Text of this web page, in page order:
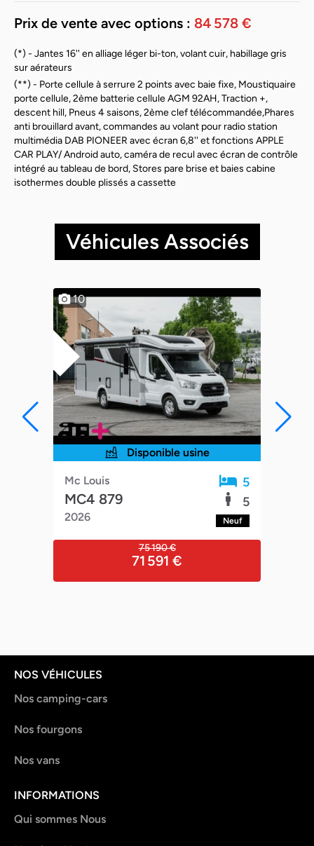
Prix de vente avec options : 84 578 €
(*) - Jantes 16'' en alliage léger bi-ton, volant cuir, habillage gris
sur aérateurs
(**) - Porte cellule à serrure 2 points avec baie fixe, Moustiquaire
porte cellule, 2ème batterie cellule AGM 92AH, Traction +,
descent hill, Pneus 4 saisons, 2ème clef télécommandée,Phares
anti brouillard avant, commandes au volant pour radio station
multimédia DAB PIONEER avec écran 6,8'' et fonctions APPLE
CAR PLAY/ Android auto, caméra de recul avec écran de contrôle
intégré au tableau de bord, Stores pare brise et baies cabine
isothermes double plissés a cassette
Véhicules Associés
10
Disponible usine
Mc Louis
MC4 879
2026
5
5
Neuf
75 190 €
71 591 €
DESTOCKAGE
NOS VÉHICULES
Nos camping-cars
Nos fourgons
Nos vans
INFORMATIONS
Qui sommes Nous